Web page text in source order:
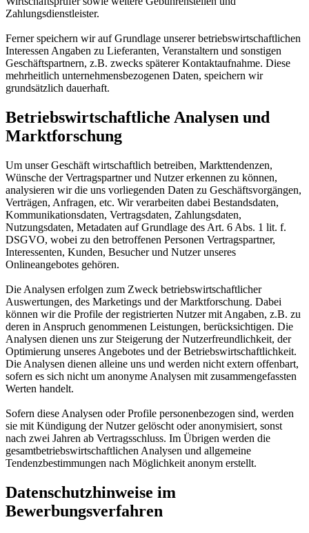
Zahlungsdienstleister.
Ferner speichern wir auf Grundlage unserer betriebswirtschaftlichen
Interessen Angaben zu Lieferanten, Veranstaltern und sonstigen
Geschäftspartnern, z.B. zwecks späterer Kontaktaufnahme. Diese
mehrheitlich unternehmensbezogenen Daten, speichern wir
grundsätzlich dauerhaft.
Betriebswirtschaftliche Analysen und
Marktforschung
Um unser Geschäft wirtschaftlich betreiben, Markttendenzen,
Wünsche der Vertragspartner und Nutzer erkennen zu können,
analysieren wir die uns vorliegenden Daten zu Geschäftsvorgängen,
Verträgen, Anfragen, etc. Wir verarbeiten dabei Bestandsdaten,
Kommunikationsdaten, Vertragsdaten, Zahlungsdaten,
Nutzungsdaten, Metadaten auf Grundlage des Art. 6 Abs. 1 lit. f.
DSGVO, wobei zu den betroffenen Personen Vertragspartner,
Interessenten, Kunden, Besucher und Nutzer unseres
Onlineangebotes gehören.
Die Analysen erfolgen zum Zweck betriebswirtschaftlicher
Auswertungen, des Marketings und der Marktforschung. Dabei
können wir die Profile der registrierten Nutzer mit Angaben, z.B. zu
deren in Anspruch genommenen Leistungen, berücksichtigen. Die
Analysen dienen uns zur Steigerung der Nutzerfreundlichkeit, der
Optimierung unseres Angebotes und der Betriebswirtschaftlichkeit.
Die Analysen dienen alleine uns und werden nicht extern offenbart,
sofern es sich nicht um anonyme Analysen mit zusammengefassten
Werten handelt.
Sofern diese Analysen oder Profile personenbezogen sind, werden
sie mit Kündigung der Nutzer gelöscht oder anonymisiert, sonst
nach zwei Jahren ab Vertragsschluss. Im Übrigen werden die
gesamtbetriebswirtschaftlichen Analysen und allgemeine
Tendenzbestimmungen nach Möglichkeit anonym erstellt.
Datenschutzhinweise im
Bewerbungsverfahren